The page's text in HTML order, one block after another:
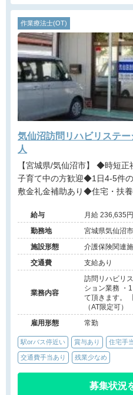
作業療法士(OT)
気仙沼訪問リハビリステ
人
【宮城県/気仙沼市】 ◆時短正社員での募集◆残業月0時間◆
子育て中の方歓迎◆1日4-5件
敷金礼金補助あり◆住宅・扶
給与
勤務地
宮城県気仙沼
施設形態
介護保険関連
交通費
支給あり
業務内容
訪問リハビリ
ション業務 ・
て頂きます。
（AT限定可）
雇用形態
常勤
駅orバス停近い 賞与あり 住宅手
交通費手当あり 残業少なめ
募集状況